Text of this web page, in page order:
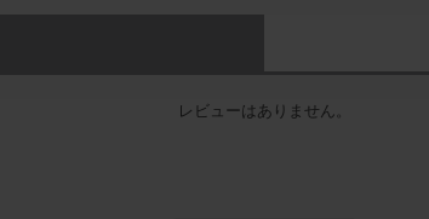
レビューはありません。